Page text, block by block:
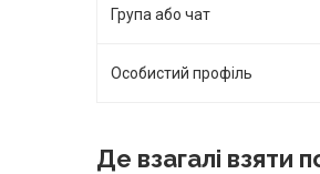
Група або чат
Особистий профіль
Де взагалі взяти